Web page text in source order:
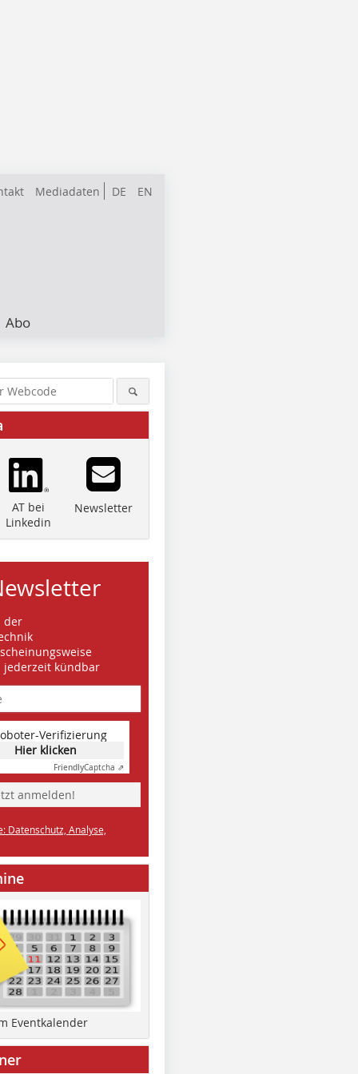
DE EN
Mediadaten
Abo
Quelle/Source: Sandvik
AT bei
Linkedin
Newsletter
der
jederzeit kündbar
Verifizierung
Hier klicken
FriendlyCaptcha ⇗
anmelden!
Datenschutz, Analyse,
Eventkalender